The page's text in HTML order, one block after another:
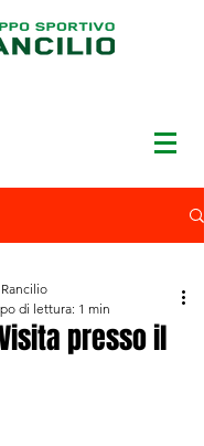
presso il
di lettura: 1 min